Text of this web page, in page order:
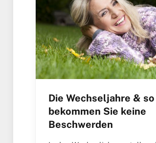
Die Wechseljahre & so
bekommen Sie keine
Beschwerden